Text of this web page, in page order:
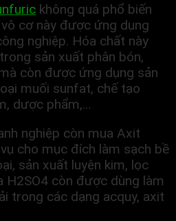
không quá phổ biến
cơ này được ứng dụng
nghiệp. Hóa chất này
sản xuất phân bón,
còn được ứng dụng sản
muối sunfat, chế tạo
dược phẩm,…
nghiệp còn mua Axit
cho mục đích làm sạch bề
sản xuất luyện kim, lọc
H2SO4 còn được dùng làm
trong các dạng acquy, axit